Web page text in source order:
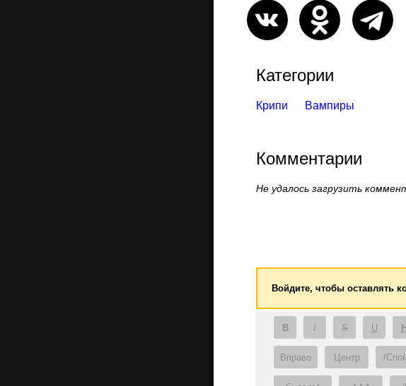
Категории
Крипи Вампиры
Комментарии
Не удалось загрузить
Войдите, чтобы оставлять
B I S U
Вправо Центр /